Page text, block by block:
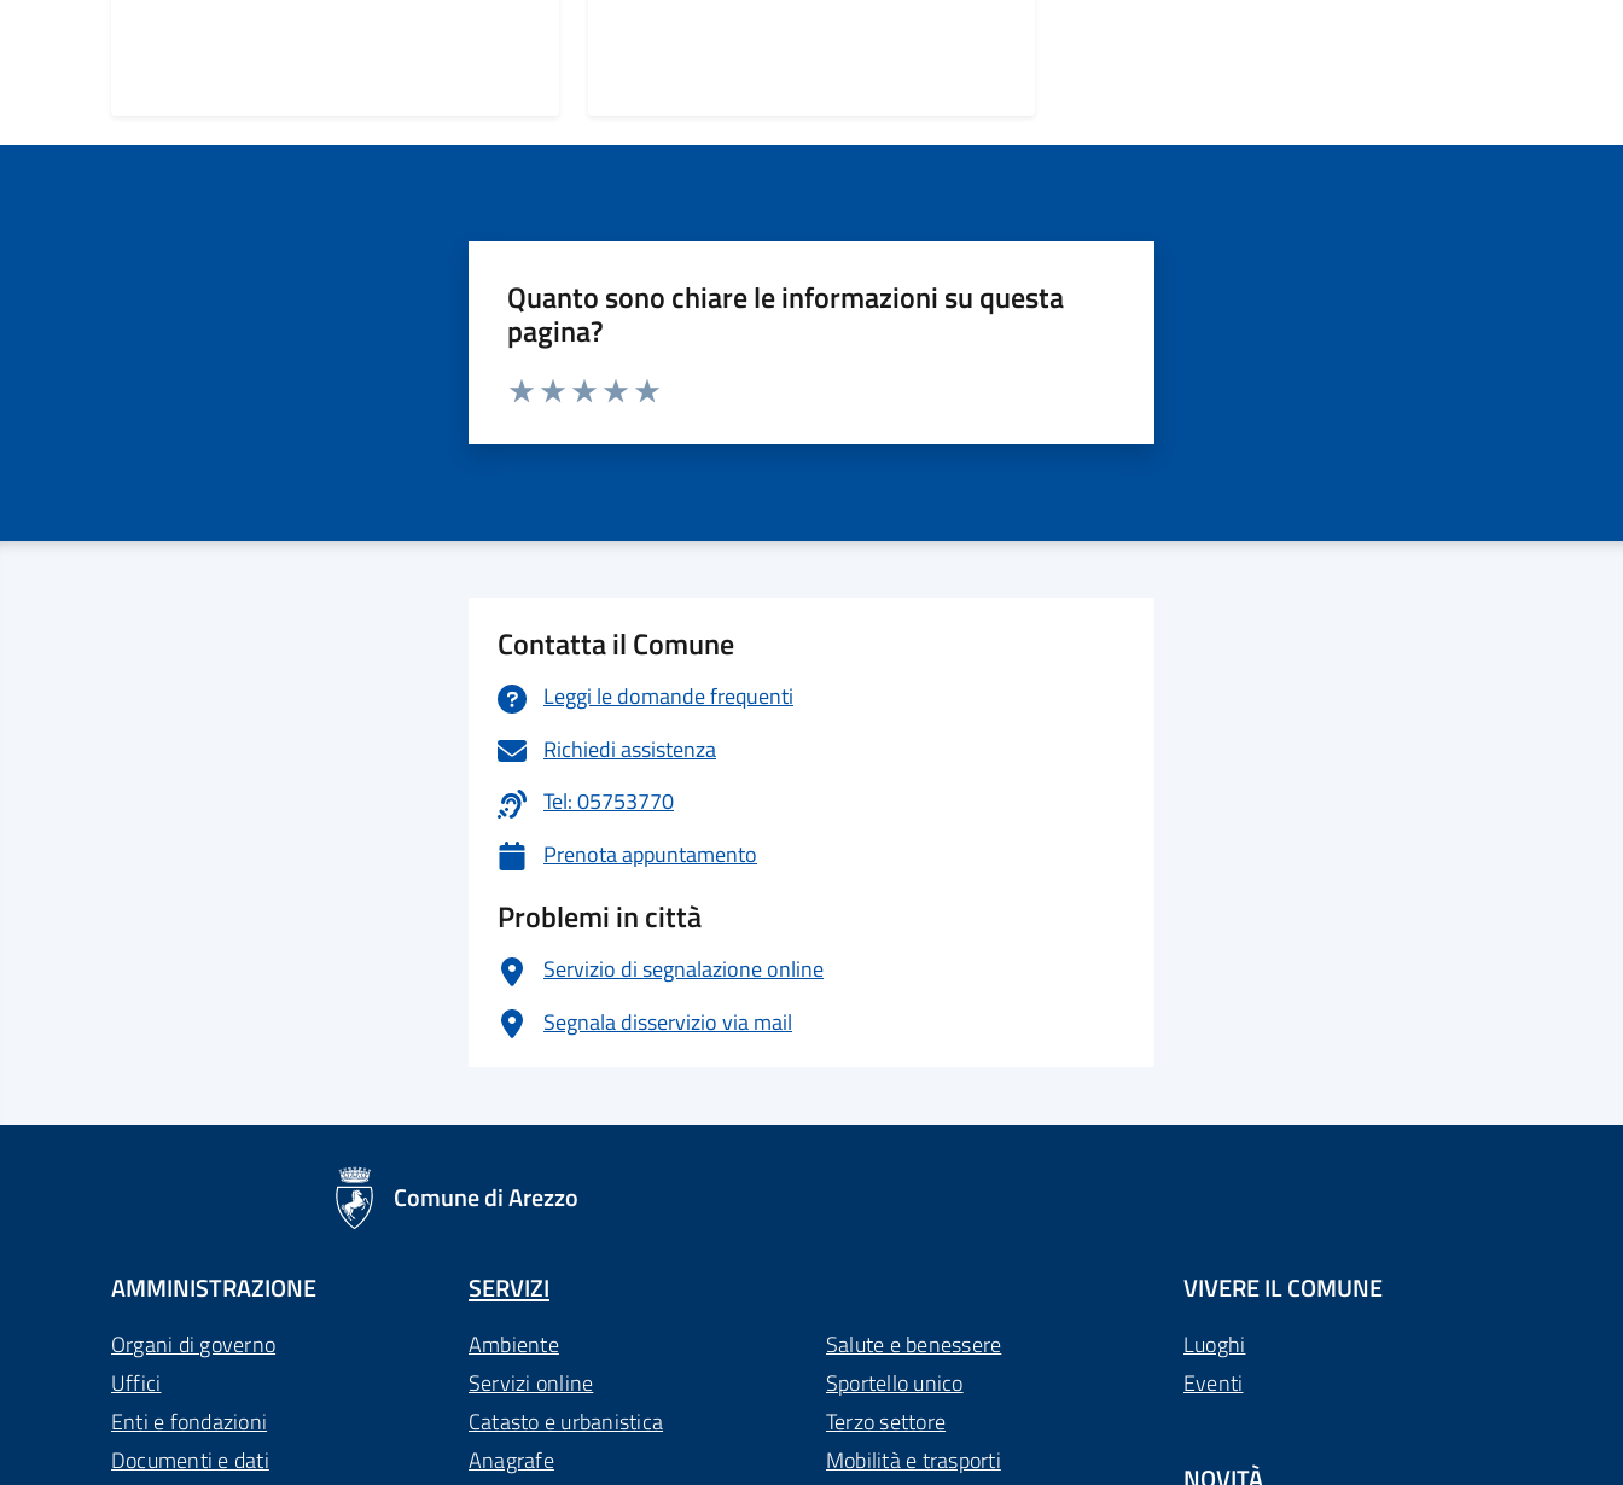
Quanto sono chiare le informazioni su questa
pagina?
Valuta da 1 a 5 stelle la pagina
Contatta il Comune
Leggi le domande frequenti
Richiedi assistenza
Tel: 05753770
Prenota appuntamento
Problemi in città
Servizio di segnalazione online
Segnala disservizio via mail
Comune di Arezzo
AMMINISTRAZIONE
Organi di governo
Uffici
Enti e fondazioni
Documenti e dati
SERVIZI
Ambiente
Servizi online
Catasto e urbanistica
Anagrafe
Salute e benessere
Sportello unico
Terzo settore
Mobilità e trasporti
VIVERE IL COMUNE
Luoghi
Eventi